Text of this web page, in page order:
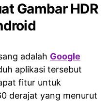
Gambar HDR
adalah Google
aplikasi tersebut
fitur untuk
derajat yang menurut